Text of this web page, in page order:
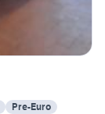
Pre-Euro